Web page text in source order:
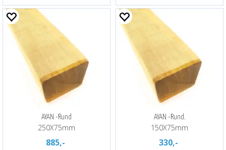
AYAN -Rund
250X75mm
885,-
AYAN -Rund.
150X75mm
330,-